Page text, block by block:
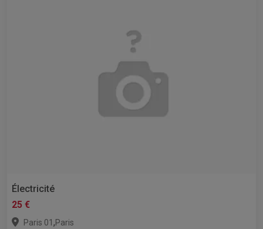
Électricité
25 €
Paris 01 ,Paris